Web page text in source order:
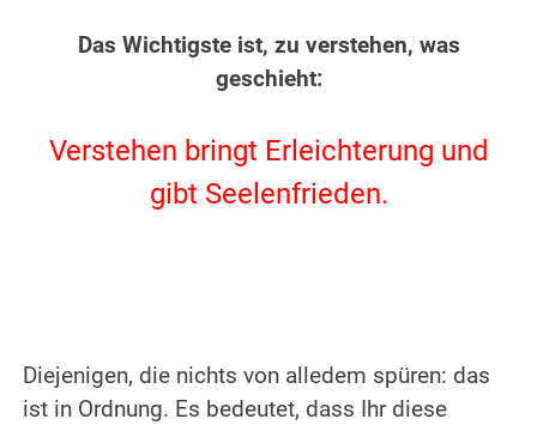
Das Wichtigste ist, zu verstehen, was
geschieht:
Verstehen bringt Erleichterung und
gibt Seelenfrieden.
Diejenigen, die nichts von alledem spüren: das
ist in Ordnung. Es bedeutet, dass Ihr diese